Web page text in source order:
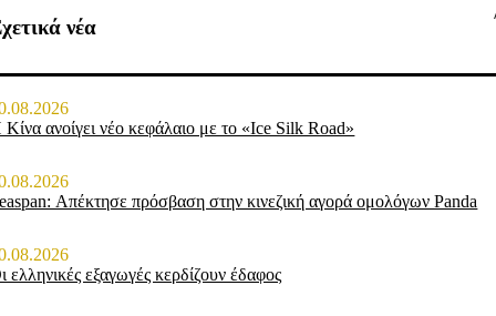
νέα
ανοίγει νέο κεφάλαιο με το «Ice Silk Road»
Απέκτησε πρόσβαση στην κινεζική αγορά ομολόγων Panda
ελληνικές εξαγωγές κερδίζουν έδαφος